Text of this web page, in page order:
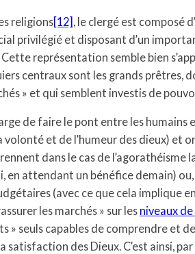
religions[12] , le clergé est composé
privilégié et disposant d’un
représentation semble bien
centraux sont les grands prêtres,
» et qui semblent investis de
de faire le pont entre les humains
et de l’humeur des dieux) et
dans le cas de l’agorathéisme
en attendant un bénéfice demain)
(avec ce que cela implique
les marchés » sur les niveaux
» seuls capables de comprendre et
satisfaction des Dieux. C’est ainsi,